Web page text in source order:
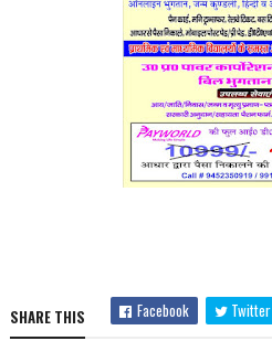
SHARE THIS Facebook Twitter